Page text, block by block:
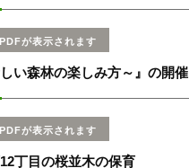
PDFが表示されます
い森林の楽しみ方～』の開催
PDFが表示されます
丁目の桜並木の保育